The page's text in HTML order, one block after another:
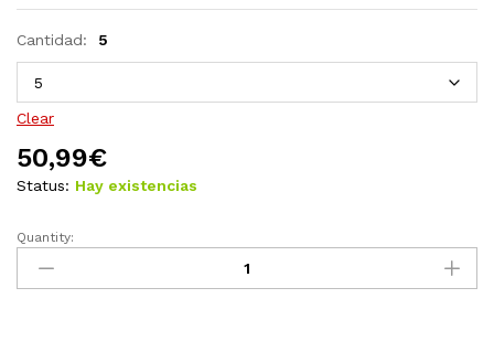
Cantidad: 5
Clear
50,99€
Status: Hay existencias
Conos
tráfico
Quantity: